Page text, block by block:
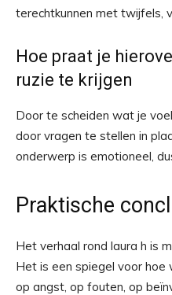
terechtkunnen met twijfels,
Hoe praat je
ruzie te krijgen
Door te scheiden wat je
door vragen te stellen in
onderwerp is emotioneel,
Praktische
Het verhaal rond laura h is
Het is een spiegel voor hoe
op angst, op fouten, op